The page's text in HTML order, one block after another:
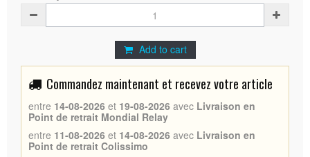
Add to cart
Commandez maintenant et recevez votre article
entre 14-08-2026 et 19-08-2026 avec Livraison en
Point de retrait Mondial Relay
entre 11-08-2026 et 14-08-2026 avec Livraison en
Point de retrait Colissimo